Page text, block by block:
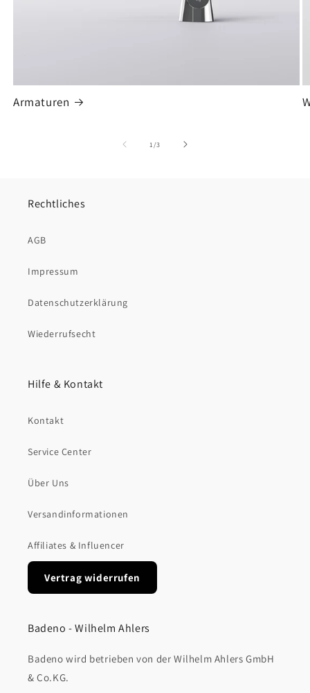
Armaturen
1 /von
3
Rechtliches
AGB
Impressum
Datenschutzerklärung
Wiederrufsecht
Hilfe & Kontakt
Kontakt
Service Center
Über Uns
Versandinformationen
Affiliates & Influencer
Vertrag widerrufen
Badeno - Wilhelm Ahlers
Badeno wird betrieben von der Wilhelm Ahlers GmbH
& Co.KG.